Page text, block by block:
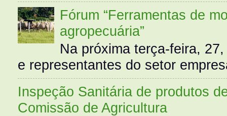
Fórum “Ferramentas de
agropecuária”
Na próxima terça-feira,
e representantes do setor
Inspeção Sanitária de produtos
Comissão de Agricultura